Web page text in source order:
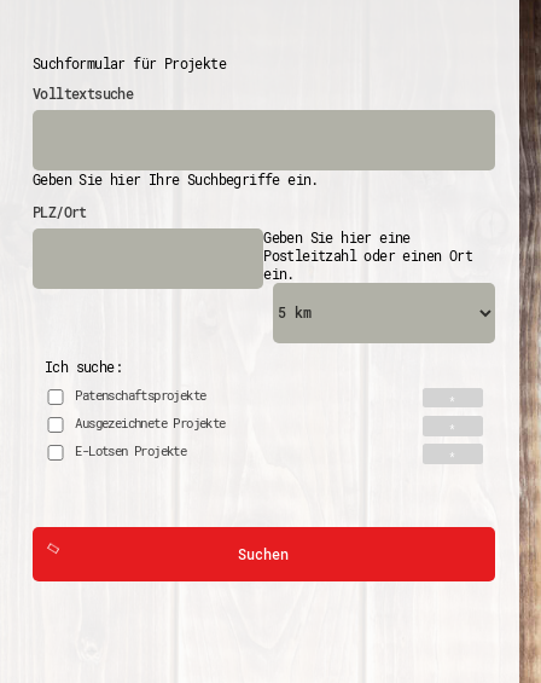
Suchformular für Projekte
Volltextsuche
Geben Sie hier Ihre Suchbegriffe ein.
PLZ/Ort
Geben Sie hier eine
Postleitzahl oder einen Ort
ein.
Ich suche:
Patenschaftsprojekte
Ausgezeichnete Projekte
E-Lotsen Projekte
Suchen